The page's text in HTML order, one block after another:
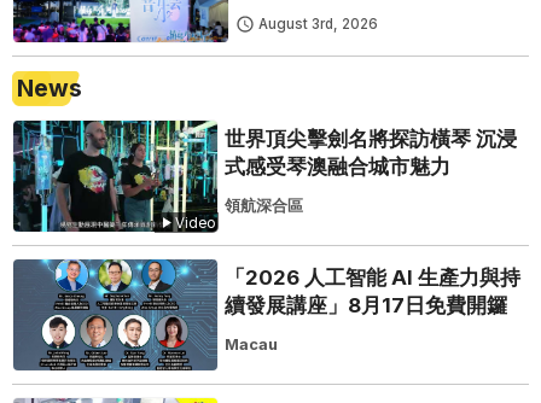
August 3rd, 2026
News
Video
世界頂尖擊劍名將探訪橫琴 沉浸
式感受琴澳融合城市魅力
領航深合區
「2026 人工智能 AI 生產力與持
續發展講座」8月17日免費開鑼
Macau